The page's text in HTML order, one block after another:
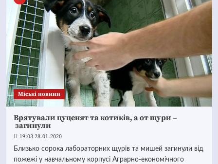
Mіські новини
Врятували цуценят та котиків, а от щури –
загинули
19:03 28.01.2020
Близько сорока лабораторних щурів та мишей загинули від
пожежі у навчальному корпусі Аграрно-економічного